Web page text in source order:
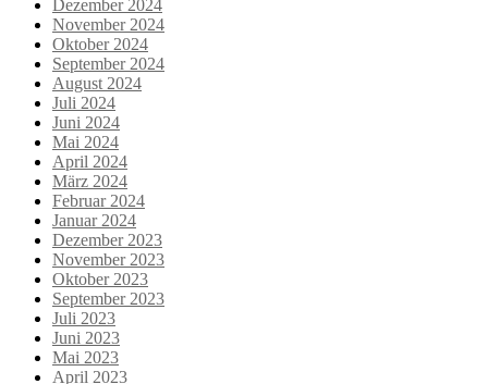
Dezember 2024
November 2024
Oktober 2024
September 2024
August 2024
Juli 2024
Juni 2024
Mai 2024
April 2024
März 2024
Februar 2024
Januar 2024
Dezember 2023
November 2023
Oktober 2023
September 2023
Juli 2023
Juni 2023
Mai 2023
April 2023